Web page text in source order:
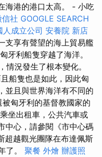
海港的港口太高。 - 小吃
信社 GOOGLE SEARCH
人成立公司 安養院 新店
支享有聲望的海上貿易艦
牙利船隻穿越了海洋。
情況發生了根本變化。
船隻也是如此，因此匈
並且與世界海洋有不同的
匈牙利的基督教國家的
坐出租車，公共汽車或
中心，請參閱《市中心碼
超越觀光團隊在布達佩斯
了。 聚餐 外燴 辦護照